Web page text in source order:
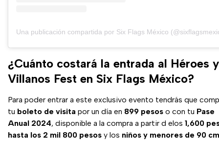
Una publicación compartida por Six Flags México
¿Cuánto costará la entrada al Héroes y
Villanos Fest en Six Flags México?
Para poder entrar a este exclusivo evento tendrás que
tu boleto de visita por un día en 899 pesos o con tu Pase
Anual 2024, disponible a la compra a partir d elos 1,600
hasta los 2 mil 800 pesos y los niños y menores de 90 cm